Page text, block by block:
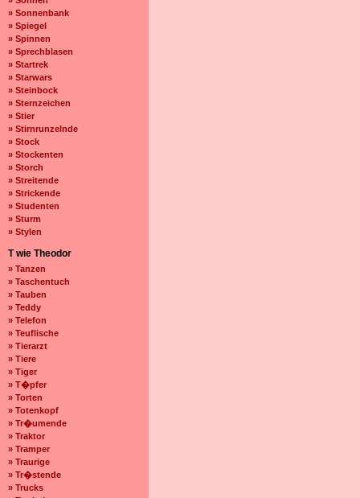
» Sonnenbank
» Spiegel
» Spinnen
» Sprechblasen
» Startrek
» Starwars
» Steinbock
» Sternzeichen
» Stier
» Stirnrunzelnde
» Stock
» Stockenten
» Storch
» Streitende
» Strickende
» Studenten
» Sturm
» Stylen
T wie Theodor
» Tanzen
» Taschentuch
» Tauben
» Teddy
» Telefon
» Teuflische
» Tierarzt
» Tiere
» Tiger
» T�pfer
» Torten
» Totenkopf
» Tr�umende
» Traktor
» Tramper
» Traurige
» Tr�stende
» Trucks